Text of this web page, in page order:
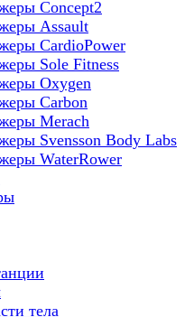
Concept2
Assault
CardioPower
Sole Fitness
Oxygen
Carbon
Merach
Svensson Body Labs
WaterRower
тела